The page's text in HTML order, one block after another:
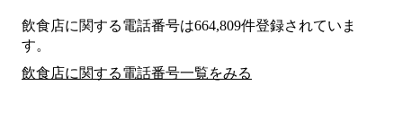
飲食店に関する電話番号は664,809件登録されていま
す。
飲食店に関する電話番号一覧をみる